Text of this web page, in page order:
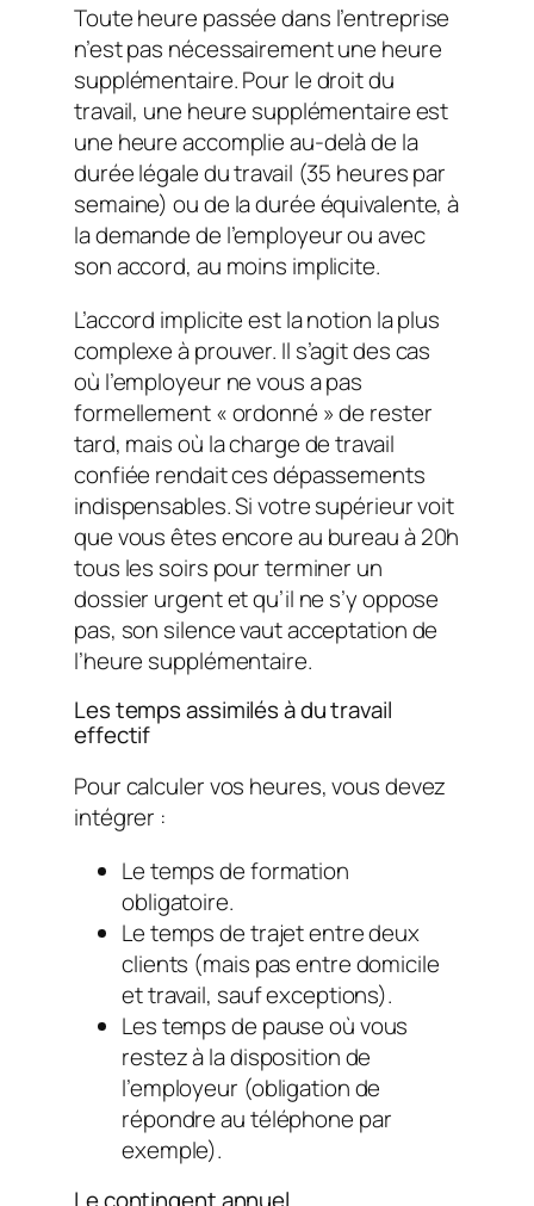
Toute heure passée dans l’entreprise
n’est pas nécessairement une heure
supplémentaire. Pour le droit du
travail, une heure supplémentaire est
une heure accomplie au-delà de la
durée légale du travail (35 heures par
semaine) ou de la durée équivalente, à
la demande de l’employeur ou avec
son accord, au moins implicite.
L’accord implicite est la notion la plus
complexe à prouver. Il s’agit des cas
où l’employeur ne vous a pas
formellement « ordonné » de rester
tard, mais où la charge de travail
confiée rendait ces dépassements
indispensables. Si votre supérieur voit
que vous êtes encore au bureau à 20h
tous les soirs pour terminer un
dossier urgent et qu’il ne s’y oppose
pas, son silence vaut acceptation de
l’heure supplémentaire.
Les temps assimilés à du travail
effectif
Pour calculer vos heures, vous devez
intégrer :
Le temps de formation
obligatoire.
Le temps de trajet entre deux
clients (mais pas entre domicile
et travail, sauf exceptions).
Les temps de pause où vous
restez à la disposition de
l’employeur (obligation de
répondre au téléphone par
exemple).
Le contingent annuel